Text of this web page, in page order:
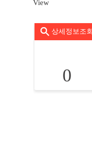
View
상세정보조회
0